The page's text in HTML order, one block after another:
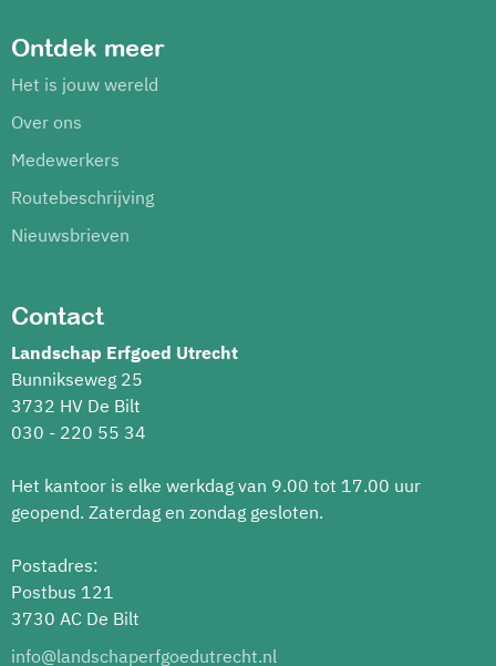
Ontdek meer
Het is jouw wereld
Over ons
Medewerkers
Routebeschrijving
Nieuwsbrieven
Contact
Landschap Erfgoed Utrecht
Bunnikseweg 25
3732 HV De Bilt
030 - 220 55 34
Het kantoor is elke werkdag van 9.00 tot 17.00 uur
geopend. Zaterdag en zondag gesloten.
Postadres:
Postbus 121
3730 AC De Bilt
info@landschaperfgoedutrecht.nl